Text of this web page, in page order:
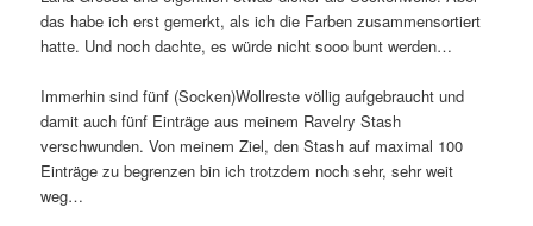
das habe ich erst gemerkt, als ich die Farben zusammensortiert
hatte. Und noch dachte, es würde nicht sooo bunt werden…
Immerhin sind fünf (Socken)Wollreste völlig aufgebraucht und
damit auch fünf Einträge aus meinem Ravelry Stash
verschwunden. Von meinem Ziel, den Stash auf maximal 100
Einträge zu begrenzen bin ich trotzdem noch sehr, sehr weit
weg…